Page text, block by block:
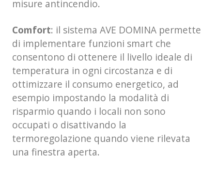
misure antincendio.
Comfort: il sistema AVE DOMINA permette
di implementare funzioni smart che
consentono di ottenere il livello ideale di
temperatura in ogni circostanza e di
ottimizzare il consumo energetico, ad
esempio impostando la modalità di
risparmio quando i locali non sono
occupati o disattivando la
termoregolazione quando viene rilevata
una finestra aperta.